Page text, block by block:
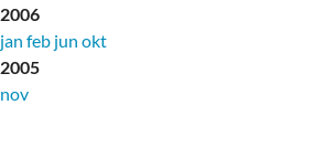
2006
jan feb jun okt
2005
nov